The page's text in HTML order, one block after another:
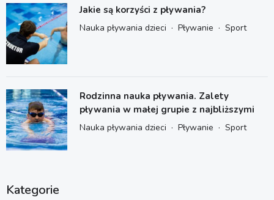
Jakie są korzyści z pływania?
Nauka pływania dzieci · Pływanie · Sport
Rodzinna nauka pływania. Zalety
pływania w małej grupie z najbliższymi
Nauka pływania dzieci · Pływanie · Sport
Kategorie